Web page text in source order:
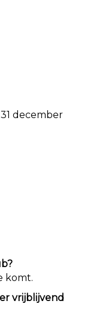
december
komt.
vrijblijvend